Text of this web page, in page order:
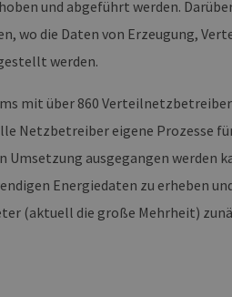
und abgeführt werden.
wo die Daten von Erzeugung,
werden.
mit über 860
Netzbetreiber eigene Prozesse
Umsetzung ausgegangen werden
Energiedaten zu erheben
(aktuell die große Mehrheit)
Script.com-Dienst verwendet, um die
Besucher-Cookies zu speichern. Das Cookie-
muss ordnungsgemäß funktionieren.
um zwischen Menschen und Bots zu
erstellen.
Sitzungsdaten zu speichern, um sicherzustellen,
Videoplayer auf Websites verwendet.